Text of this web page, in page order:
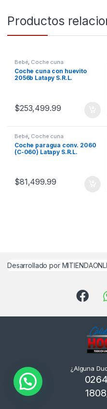
Productos
Bebé, Coche cuna
Coche cuna con huevito
2056b Latapy S.R.L.
$253,499.99
Bebé, Coche cuna
Coche paragua conv. 2060
(C-060) Latapy S.R.L.
$81,499.99
Desarrollado por
¿Alguna
¿En que te